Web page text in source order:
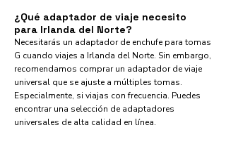
¿Qué adaptador de viaje necesito
para Irlanda del Norte?
Necesitarás un adaptador de enchufe para tomas
G cuando viajes a Irlanda del Norte. Sin embargo,
recomendamos comprar un adaptador de viaje
universal que se ajuste a múltiples tomas.
Especialmente, si viajas con frecuencia. Puedes
encontrar una selección de adaptadores
universales de alta calidad en línea.